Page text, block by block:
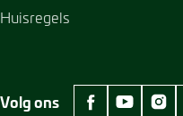
Huisregels
Volg ons